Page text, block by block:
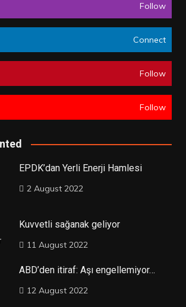
Follow
Connect
Follow
Follow
EPDK’dan Yerli Enerji Hamlesi
2 August 2022
Kuvvetli sağanak geliyor
11 August 2022
ABD’den itiraf: Aşı engellemiyor…
12 August 2022